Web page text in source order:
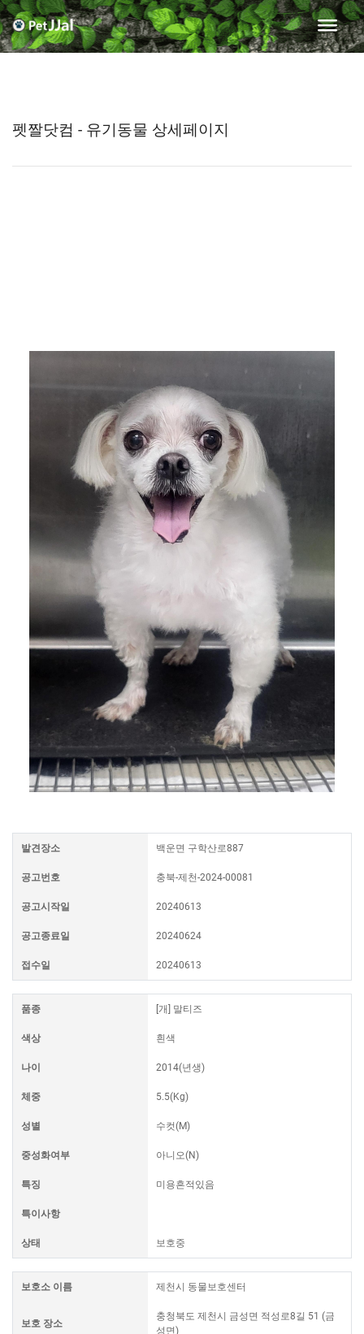
펫짤닷컴 - 유기동물 상세페이지
발견장소 백운면 구학산로887
공고번호 충북-제천-2024-00081
공고시작일 20240613
공고종료일 20240624
접수일 20240613
품종 [개] 말티즈
색상 흰색
나이 2014(년생)
체중 5.5(Kg)
성별 수컷(M)
중성화여부 아니오(N)
특징 미용흔적있음
특이사항
상태 보호중
보호소 이름 제천시 동물보호센터
보호 장소
충청북도 제천시 금성면 적성로8길 51 (금
성면)